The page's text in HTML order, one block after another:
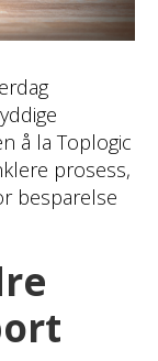
å la Toplogic
prosess,
besparelse